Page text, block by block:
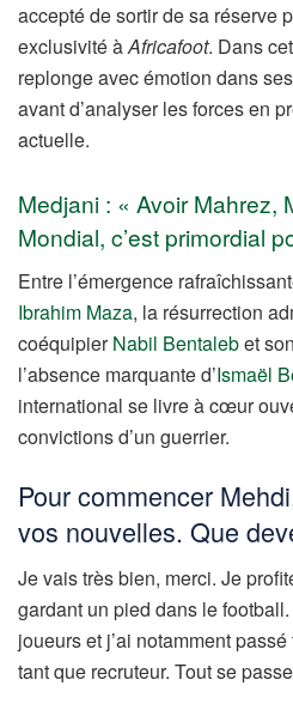
accepté de sortir de sa réserve
exclusivité àAfricafoot. Dans
replonge avec émotion dans
avant d’analyser les forces en
actuelle.
Medjani : « Avoir Mahrez,
Mondial, c’est primordial
Entre l’émergence
Ibrahim Maza, la résurrection
coéquipierNabil Bentalebet
l’absence marquante d’Ismaël
international se livre à cœur
convictions d’un guerrier.
Pour commencer
vos nouvelles. Que
Je vais très bien, merci. Je
gardant un pied dans le
joueurs et j’ai notamment
tant que recruteur. Tout se